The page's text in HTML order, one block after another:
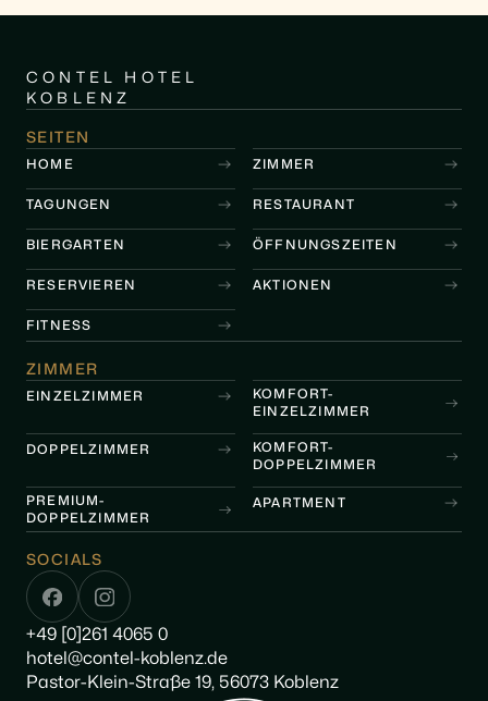
CONTEL HOTEL
KOBLENZ
SEITEN
HOME ZIMMER
TAGUNGEN RESTAURANT
BIERGARTEN ÖFFNUNGSZEITEN
RESERVIEREN AKTIONEN
FITNESS
ZIMMER
EINZELZIMMER
KOMFORT-
EINZELZIMMER
DOPPELZIMMER
KOMFORT-
DOPPELZIMMER
PREMIUM-
DOPPELZIMMER
APARTMENT
SOCIALS
+49 [0]261 4065 0
hotel@contel-koblenz.de
Pastor-Klein-Straße 19, 56073 Koblenz